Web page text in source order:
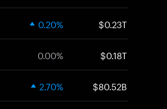
0.20% $0.23T
0.00% $0.18T
2.70% $80.52B